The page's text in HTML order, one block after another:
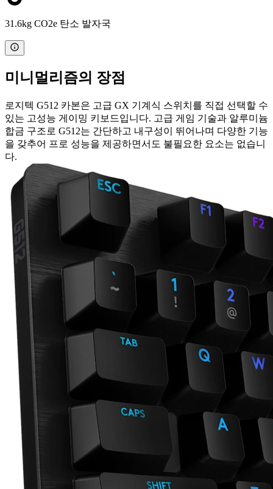
31.6kg CO2e 탄소 발자국
미니멀리즘의 장점
로지텍 G512 카본은 고급 GX 기계식 스위치를 직접 선택할 수
있는 고성능 게이밍 키보드입니다. 고급 게임 기술과 알루미늄
합금 구조로 G512는 간단하고 내구성이 뛰어나며 다양한 기능
을 갖추어 프로 성능을 제공하면서도 불필요한 요소는 없습니
다.